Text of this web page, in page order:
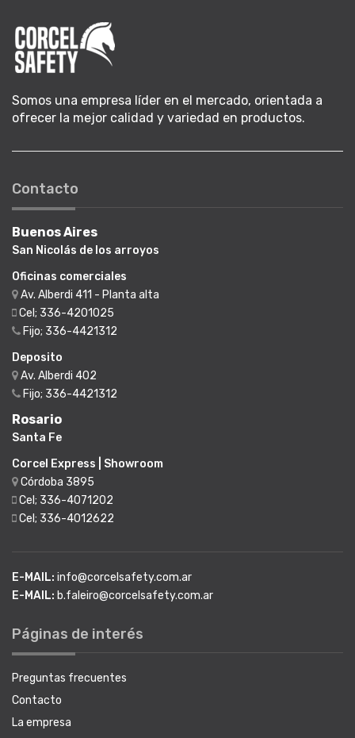
Somos una empresa líder en el mercado, orientada a
ofrecer la mejor calidad y variedad en productos.
Contacto
Buenos Aires
San Nicolás de los arroyos
Oficinas comerciales
Av. Alberdi 411 - Planta alta
Cel; 336-4201025
Fijo; 336-4421312
Deposito
Av. Alberdi 402
Fijo; 336-4421312
Rosario
Santa Fe
Corcel Express | Showroom
Córdoba 3895
Cel; 336-4071202
Cel; 336-4012622
E-MAIL: info@corcelsafety.com.ar
E-MAIL: b.faleiro@corcelsafety.com.ar
Páginas de interés
Preguntas frecuentes
Contacto
La empresa